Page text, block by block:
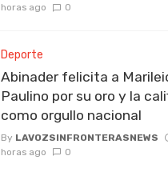
horas ago
0
Deporte
Abinader felicita a
Paulino por su oro y la
como orgullo nacional
By LAVOZSINFRONTERASNEWS
horas ago
0